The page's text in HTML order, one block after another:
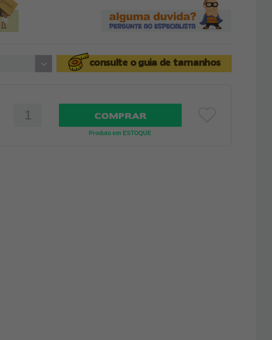
consulte oguia de tamanhos
COMPRAR
Produto em ESTOQUE